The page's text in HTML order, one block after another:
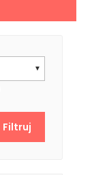
▼